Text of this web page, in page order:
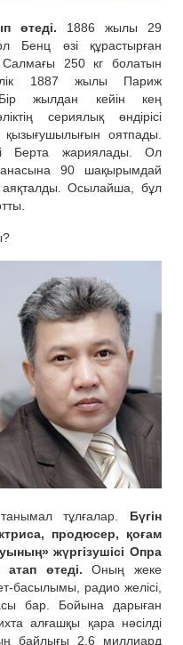
өтеді. 1886 жылы 29
Бенц өзі құрастырған
Салмағы 250 кг болатын
1887 жылы Париж
жылдан кейін кең
сериялық өндірісі
қызығушылығын оятпады.
Берта жариялады. Ол
90 шақырымдай
аяқталды. Осылайша, бұл
тұлғалар. Бүгін
продюсер, қоғам
жүргізушісі Опра
өтеді. Оның жеке
басылымы, радио желісі,
бар. Бойына дарыған
алғашқы қара нәсілді
байлығы 2,6 миллиард